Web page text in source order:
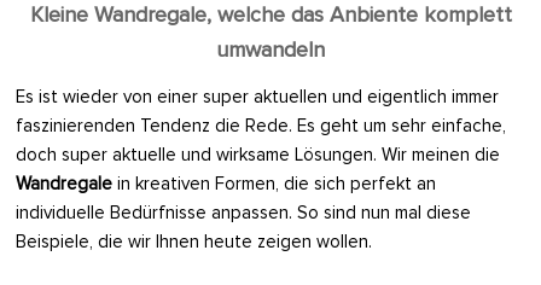
Kleine Wandregale, welche das Anbiente komplett
umwandeln
Es ist wieder von einer super aktuellen und eigentlich immer
faszinierenden Tendenz die Rede. Es geht um sehr einfache,
doch super aktuelle und wirksame Lösungen. Wir meinen die
Wandregale in kreativen Formen, die sich perfekt an
individuelle Bedürfnisse anpassen. So sind nun mal diese
Beispiele, die wir Ihnen heute zeigen wollen.